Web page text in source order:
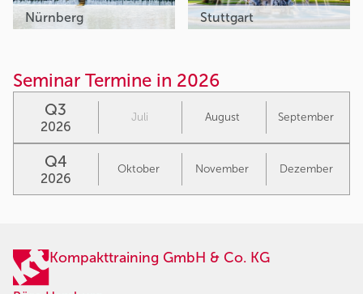
Nürnberg Stuttgart
Seminar Termine in 2026
Q3
2026
Juli August September
Q4
2026
Oktober November Dezember
Kompakttraining GmbH & Co. KG